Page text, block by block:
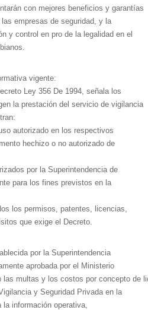
con mejores beneficios y garantías
empresas de seguridad, y la
y control en pro de la legalidad en el
vigente:
Ley 356 De 1994, señala los
la prestación del servicio de vigilancia
autorizado en los respectivos
hechizo o no autorizado de
por la Superintendencia de
para los fines previstos en la
los permisos, patentes, licencias,
que exige el Decreto.
por la Superintendencia
aprobada por el Ministerio
multas y los costos por concepto de
y Seguridad Privada en la
la información operativa,